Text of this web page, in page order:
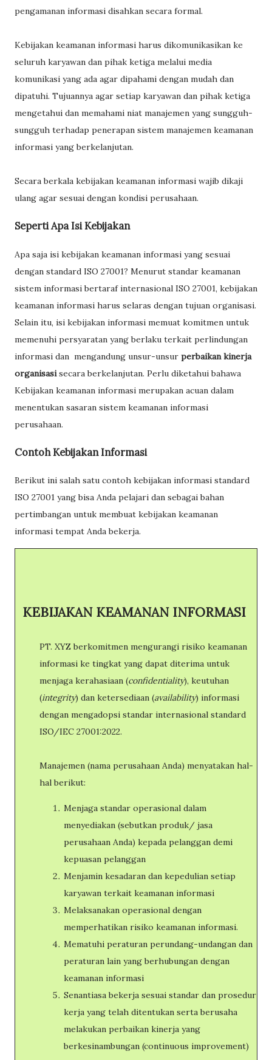
pengamanan informasi disahkan secara formal.
Kebijakan keamanan informasi harus dikomunikasikan ke
seluruh karyawan dan pihak ketiga melalui media
komunikasi yang ada agar dipahami dengan mudah dan
dipatuhi. Tujuannya agar setiap karyawan dan pihak ketiga
mengetahui dan memahami niat manajemen yang sungguh-
sungguh terhadap penerapan sistem manajemen keamanan
informasi yang berkelanjutan.
Secara berkala kebijakan keamanan informasi wajib dikaji
ulang agar sesuai dengan kondisi perusahaan.
Seperti Apa Isi Kebijakan
Apa saja isi kebijakan keamanan informasi yang sesuai
dengan standard ISO 27001? Menurut standar keamanan
sistem informasi bertaraf internasional ISO 27001, kebijakan
keamanan informasi harus selaras dengan tujuan organisasi.
Selain itu, isi kebijakan informasi memuat komitmen untuk
memenuhi persyaratan yang berlaku terkait perlindungan
informasi dan mengandung unsur-unsur perbaikan kinerja
organisasi secara berkelanjutan. Perlu diketahui bahawa
Kebijakan keamanan informasi merupakan acuan dalam
menentukan sasaran sistem keamanan informasi
perusahaan.
Contoh Kebijakan Informasi
Berikut ini salah satu contoh kebijakan informasi standard
ISO 27001 yang bisa Anda pelajari dan sebagai bahan
pertimbangan untuk membuat kebijakan keamanan
informasi tempat Anda bekerja.
KEBIJAKAN KEAMANAN INFORMASI
PT. XYZ berkomitmen mengurangi risiko keamanan
informasi ke tingkat yang dapat diterima untuk
menjaga kerahasiaan (confidentiality), keutuhan
(integrity) dan ketersediaan (availability) informasi
dengan mengadopsi standar internasional standard
ISO/IEC 27001:2022.
Manajemen (nama perusahaan Anda) menyatakan hal-
hal berikut:
Menjaga standar operasional dalam
menyediakan (sebutkan produk/ jasa
perusahaan Anda) kepada pelanggan demi
kepuasan pelanggan
Menjamin kesadaran dan kepedulian setiap
karyawan terkait keamanan informasi
Melaksanakan operasional dengan
memperhatikan risiko keamanan informasi.
Mematuhi peraturan perundang-undangan dan
peraturan lain yang berhubungan dengan
keamanan informasi
Senantiasa bekerja sesuai standar dan prosedur
kerja yang telah ditentukan serta berusaha
melakukan perbaikan kinerja yang
berkesinambungan (continuous improvement)